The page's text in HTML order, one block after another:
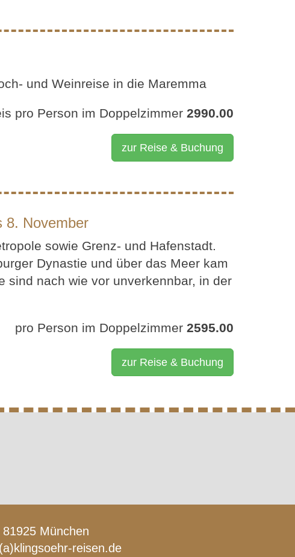
und Weinreise in die Maremma
pro Person im Doppelzimmer 2990.00
zur Reise & Buchung
8. November
sowie Grenz- und Hafenstadt.
Dynastie und über das Meer kam
sind nach wie vor unverkennbar, in der
pro Person im Doppelzimmer 2595.00
zur Reise & Buchung
München
reisen.de